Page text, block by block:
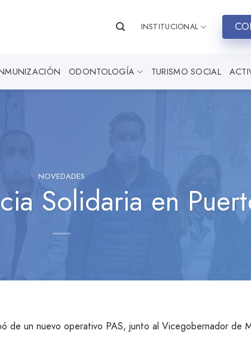
INSTITUCIONAL
ODONTOLOGÍA TURISMO SOCIAL
NOVEDADES
Solidaria en
de un nuevo operativo PAS, junto al Vicegobernador de